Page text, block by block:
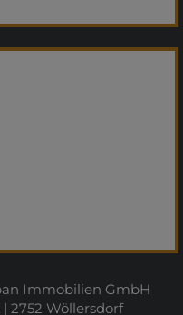
Immobilien GmbH
2752 Wöllersdorf